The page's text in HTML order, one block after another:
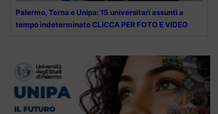
Palermo, Terna e Unipa: 15 universitari assunti a
tempo indeterminato CLICCA PER FOTO E VIDEO